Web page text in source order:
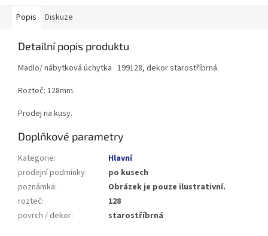
Popis Diskuze
Detailní popis produktu
Madlo/ nábytková úchytka 199128, dekor starostříbrná.
Rozteč: 128mm.
Prodej na kusy.
Doplňkové parametry
Kategorie:
Hlavní
prodejní podmínky:
po kusech
poznámka:
Obrázek je pouze ilustrativní.
rozteč:
128
povrch / dekor: starostříbrná